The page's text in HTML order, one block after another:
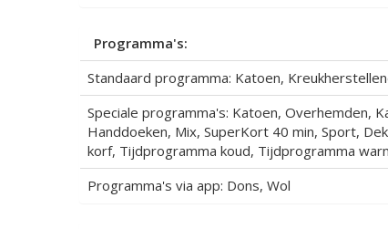
Programma's:
Standaard programma: Katoen,
Speciale programma's: Katoen, Overhemden,
Handdoeken, Mix, SuperKort 40 min, Sport,
korf, Tijdprogramma koud, Tijdprogramma
Programma's via app: Dons, Wol